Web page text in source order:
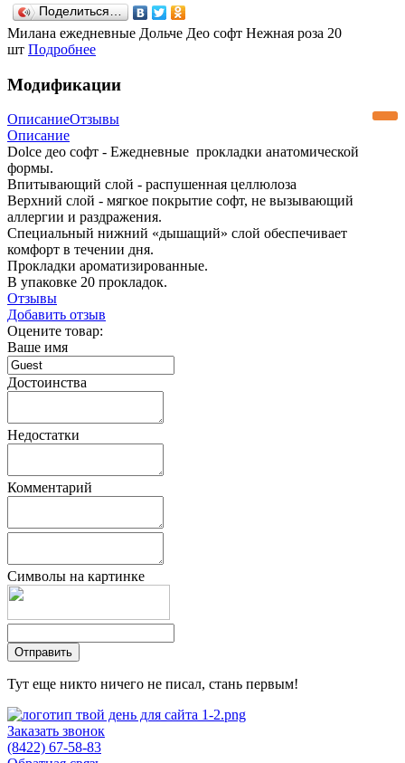
Поделиться…
Милана ежедневные Дольче Део софт Нежная роза 20
шт Подробнее
Модификации
ОписаниеОтзывы
Описание
Dolce део софт - Ежедневные прокладки анатомической
формы.
Впитывающий слой - распушенная целлюлоза
Верхний слой - мягкое покрытие софт, не вызывающий
аллергии и раздражения.
Специальный нижний «дышащий» слой обеспечивает
комфорт в течении дня.
Прокладки ароматизированные.
В упаковке 20 прокладок.
Отзывы
Добавить отзыв
Оцените товар:
Ваше имя
Достоинства
Недостатки
Комментарий
Символы на картинке
Тут еще никто ничего не писал, стань первым!
Заказать звонок
(8422) 67-58-83